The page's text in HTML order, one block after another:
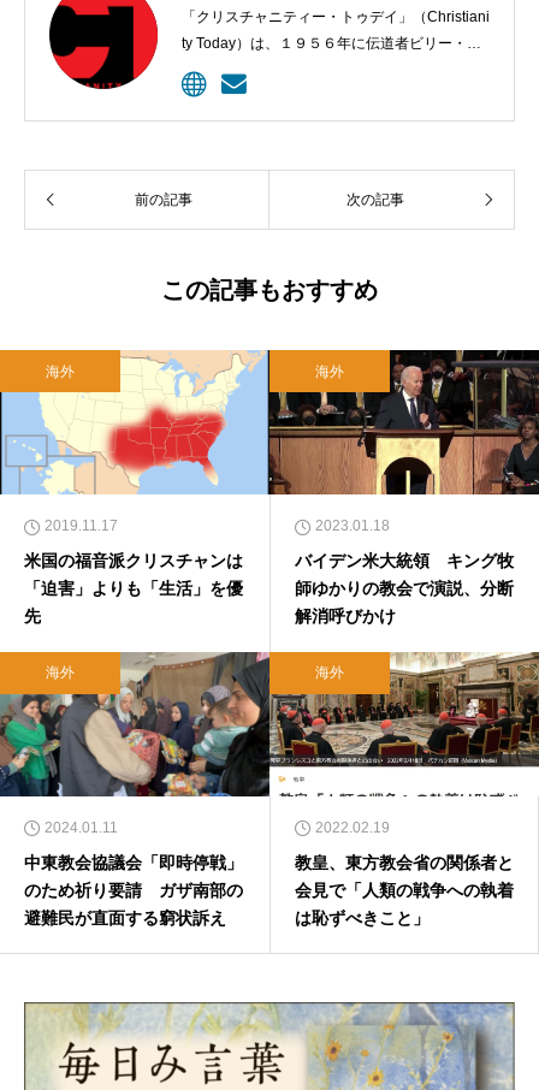
「クリスチャニティー・トゥデイ」（Christiani
ty Today）は、１９５６年に伝道者ビリー・グ
ラハムと編集長カール・ヘンリーにより創刊さ
れた、クリスチャンのための定期刊行物。９６
年、ウェブサイトが開設されて記事掲載が始め
ン指導者に毎月届けられ、オンラインの購読者
は１０００万に上る。
前の記事 次の記事
この記事もおすすめ
海外
2019.11.17
米国の福音派クリスチャンは
「迫害」よりも「生活」を優
先
海外
2023.01.18
バイデン米大統領 キング牧
師ゆかりの教会で演説、分断
解消呼びかけ
海外
2024.01.11
中東教会協議会「即時停戦」
のため祈り要請 ガザ南部の
避難民が直面する窮状訴え
海外
2022.02.19
教皇、東方教会省の関係者と
会見で「人類の戦争への執着
は恥ずべきこと」